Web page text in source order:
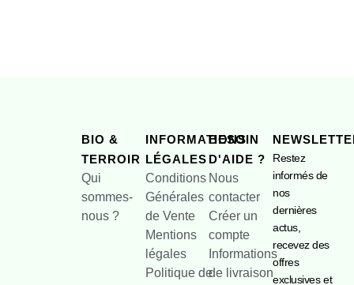
BIO &
TERROIR
Qui
sommes-
nous ?
INFORMATIONS
LÉGALES
Conditions
Générales
de Vente
Mentions
légales
Politique de
BESOIN
D'AIDE ?
Nous
contacter
Créer un
compte
Informations
de livraison
Restez
informés de
nos
dernières
actus,
recevez des
offres
exclusives et